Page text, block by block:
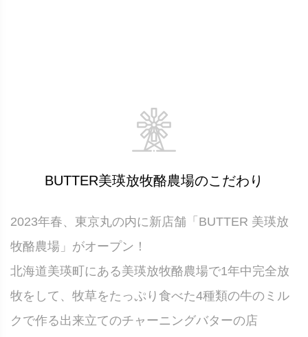
BUTTER美瑛放牧酪農場のこだわり
2023年春、東京丸の内に新店舗「BUTTER 美瑛放
牧酪農場」がオープン！
北海道美瑛町にある美瑛放牧酪農場で1年中完全放
牧をして、牧草をたっぷり食べた4種類の牛のミル
クで作る出来立てのチャーニングバターの店